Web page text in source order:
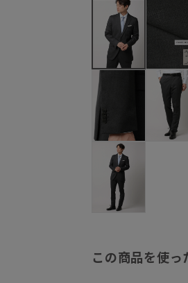
この商品を使っ